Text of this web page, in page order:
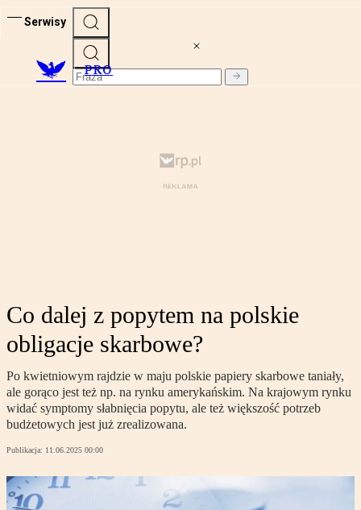
Serwisy
PRO
Co dalej z popytem na polskie
obligacje skarbowe?
Po kwietniowym rajdzie w maju polskie papiery skarbowe taniały,
ale gorąco jest też np. na rynku amerykańskim. Na krajowym rynku
widać symptomy słabnięcia popytu, ale też większość potrzeb
budżetowych jest już zrealizowana.
Publikacja: 11.06.2025 00:00